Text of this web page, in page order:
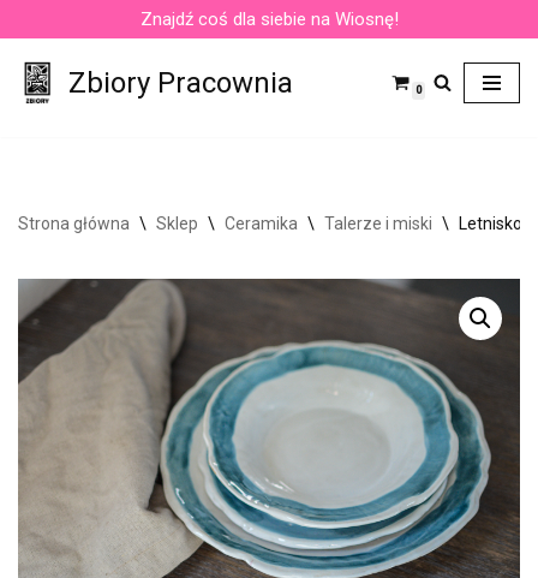
Przejdź
do
Znajdź coś dla siebie na Wiosnę!
Zbiory Pracownia 0
Strona główna \ Sklep \ Ceramika \ Talerze i miski \ Letnisko